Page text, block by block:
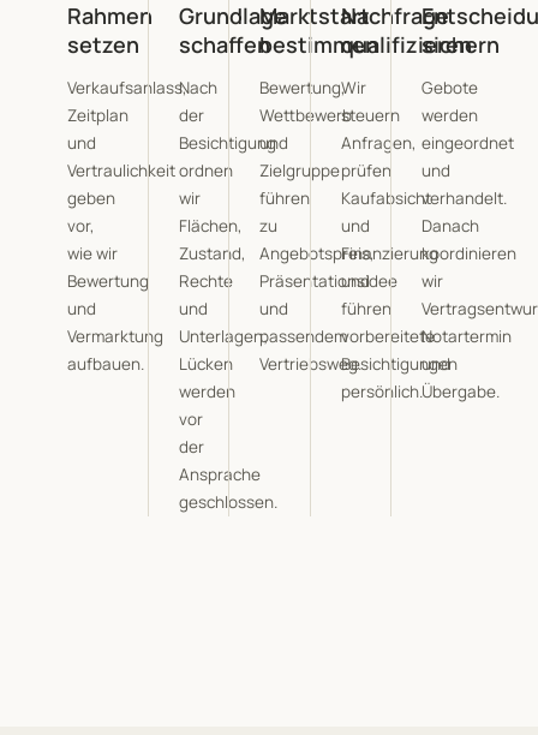
Rahmen
setzen
Verkaufsanlass,
Zeitplan
und
Vertraulichkeit
geben
vor,
wie wir
Bewertung
und
Vermarktung
aufbauen.
Grundlage
schaffen
Nach
der
Besichtigung
ordnen
wir
Flächen,
Zustand,
Rechte
und
Unterlagen;
Lücken
werden
vor
der
Ansprache
geschlossen.
Marktstart
bestimmen
Bewertung,
Wettbewerb
und
Zielgruppe
führen
zu
Angebotspreis,
Präsentationsidee
und
passendem
Vertriebsweg.
Nachfrage
qualifizieren
Wir
steuern
Anfragen,
prüfen
Kaufabsicht
und
Finanzierung
und
führen
vorbereitete
Besichtigungen
persönlich.
sichern
Gebote
werden
eingeordnet
und
verhandelt.
Danach
koordinieren
wir
Notartermin
und
Übergabe.